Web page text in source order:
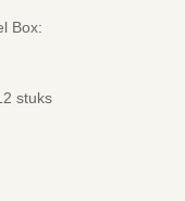
Box:
stuks